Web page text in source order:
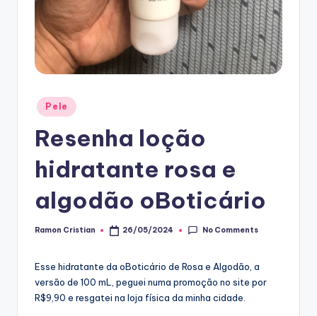
Posted
in
Pele
Resenha loção
hidratante rosa e
algodão oBoticário
Posted
Ramon Cristian 26/05/2024 No Comments
Esse hidratante da oBoticário de Rosa e Algodão, a
versão de 100 mL, peguei numa promoção no site por
R$9,90 e resgatei na loja física da minha cidade.